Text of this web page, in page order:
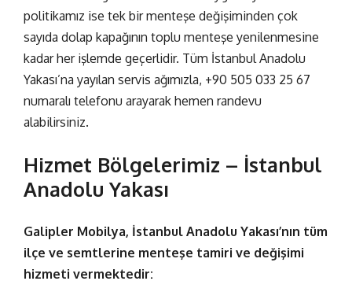
politikamız ise tek bir menteşe değişiminden çok
sayıda dolap kapağının toplu menteşe yenilenmesine
kadar her işlemde geçerlidir. Tüm İstanbul Anadolu
Yakası’na yayılan servis ağımızla, +90 505 033 25 67
numaralı telefonu arayarak hemen randevu
alabilirsiniz.
Hizmet Bölgelerimiz – İstanbul
Anadolu Yakası
Galipler Mobilya, İstanbul Anadolu Yakası’nın tüm
ilçe ve semtlerine menteşe tamiri ve değişimi
hizmeti vermektedir: